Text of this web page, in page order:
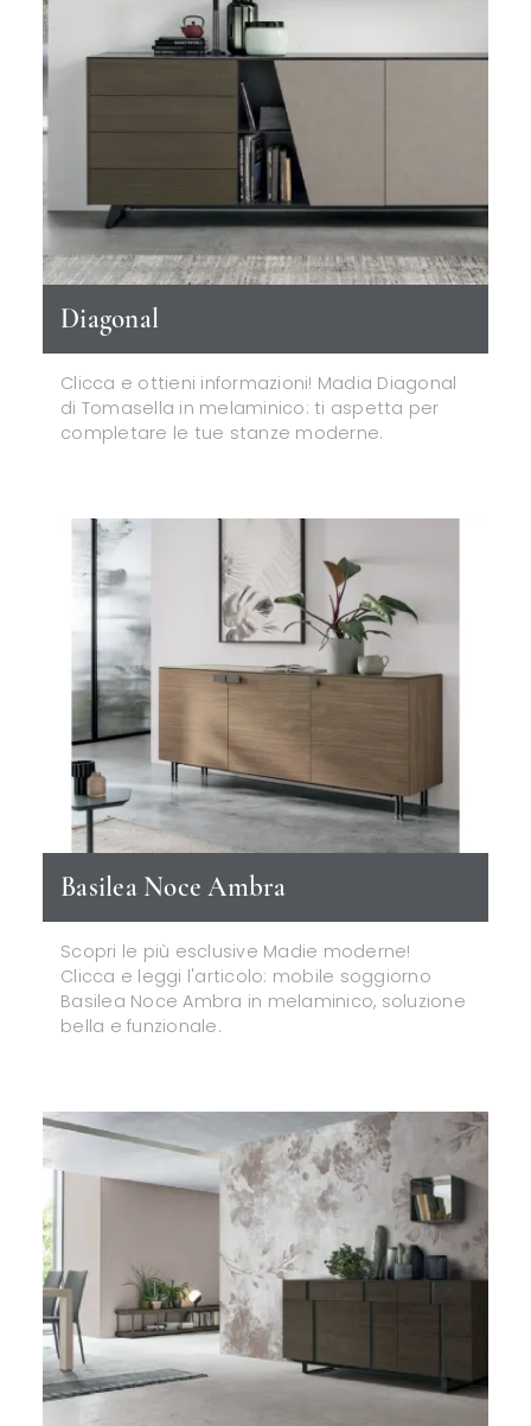
Diagonal
Clicca e ottieni informazioni! Madia Diagonal
di Tomasella in melaminico: ti aspetta per
completare le tue stanze moderne.
Basilea Noce Ambra
Scopri le più esclusive Madie moderne!
Clicca e leggi l'articolo: mobile soggiorno
Basilea Noce Ambra in melaminico, soluzione
bella e funzionale.